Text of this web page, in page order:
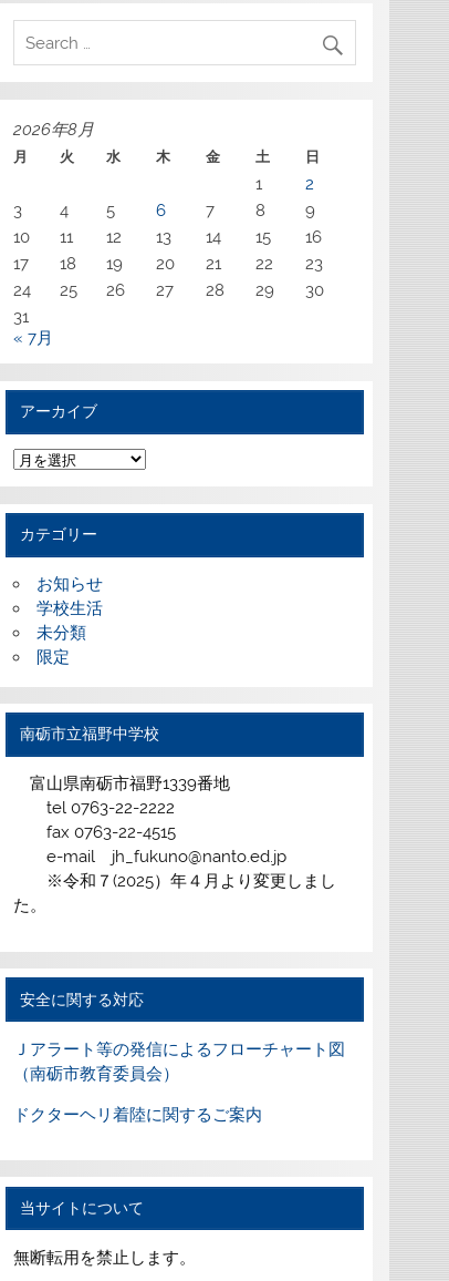
2026年8月
月 火 水 木 金 土 日
1
2
3
4 5 6 7 8
9
10
11 12 13 14 15
16
17
18 19 20 21 22
23
24
25 26 27 28 29
30
31
« 7月
アーカイブ
ア
ー
カ
イ
カテゴリー
お知らせ
学校生活
未分類
限定
南砺市立福野中学校
富山県南砺市福野1339番地
tel 0763-22-2222
fax 0763-22-4515
e-mail jh_fukuno@nanto.ed.jp
※令和７(2025）年４月より変更しまし
た。
安全に関する対応
Ｊアラート等の発信によるフローチャート図
（南砺市教育委員会）
ドクターヘリ着陸に関するご案内
当サイトについて
無断転用を禁止します。